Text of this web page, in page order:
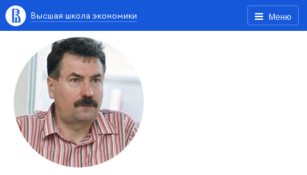
Меню
Высшая школа экономики